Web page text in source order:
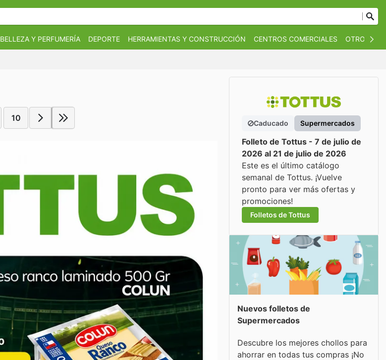
BELLEZA Y PERFUMERÍA DEPORTE HERRAMIENTAS Y CONSTRUCCIÓN CENTROS COMERCIALES OTROS
10
Caducado Supermercados
Folleto de Tottus - 7 de julio de
2026 al 21 de julio de 2026
Este es el último catálogo
semanal de Tottus. ¡Vuelve
pronto para ver más ofertas y
promociones!
Folletos de Tottus
Nuevos folletos de
Supermercados
Descubre los mejores chollos para
ahorrar en todas tus compras ¡No